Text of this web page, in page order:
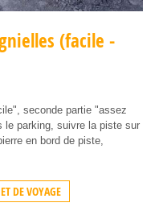
(facile -
seconde partie "assez
le parking, suivre la piste sur
en bord de piste,
DE VOYAGE